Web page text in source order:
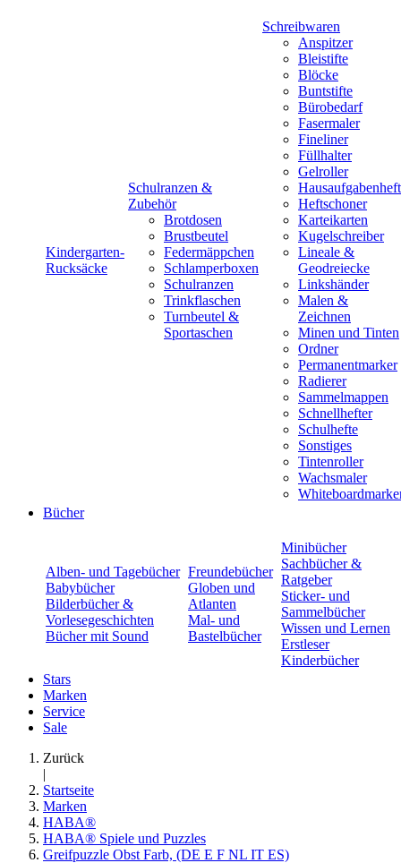
Kindergarten-
Rucksäcke
Schulranzen &
Zubehör
Brotdosen
Brustbeutel
Federmäppchen
Schlamperboxen
Schulranzen
Trinkflaschen
Turnbeutel &
Sportaschen
Schreibwaren
Anspitzer
Bleistifte
Blöcke
Buntstifte
Bürobedarf
Fasermaler
Fineliner
Füllhalter
Gelroller
Hausaufgabenheft
Heftschoner
Karteikarten
Kugelschreiber
Lineale &
Geodreiecke
Linkshänder
Malen &
Zeichnen
Minen und Tinten
Ordner
Permanentmarker
Radierer
Sammelmappen
Schnellhefter
Schulhefte
Sonstiges
Tintenroller
Wachsmaler
Bücher
Alben- und Tagebücher
Babybücher
Bilderbücher &
Vorlesegeschichten
Bücher mit Sound
Freundebücher
Globen und
Atlanten
Mal- und
Bastelbücher
Minibücher
Sachbücher &
Ratgeber
Sticker- und
Sammelbücher
Wissen und Lernen
Erstleser
Kinderbücher
Stars
Marken
Service
Sale
Zurück
|
Startseite
Marken
HABA®
HABA® Spiele und Puzzles
Greifpuzzle Obst Farb, (DE E F NL IT ES)